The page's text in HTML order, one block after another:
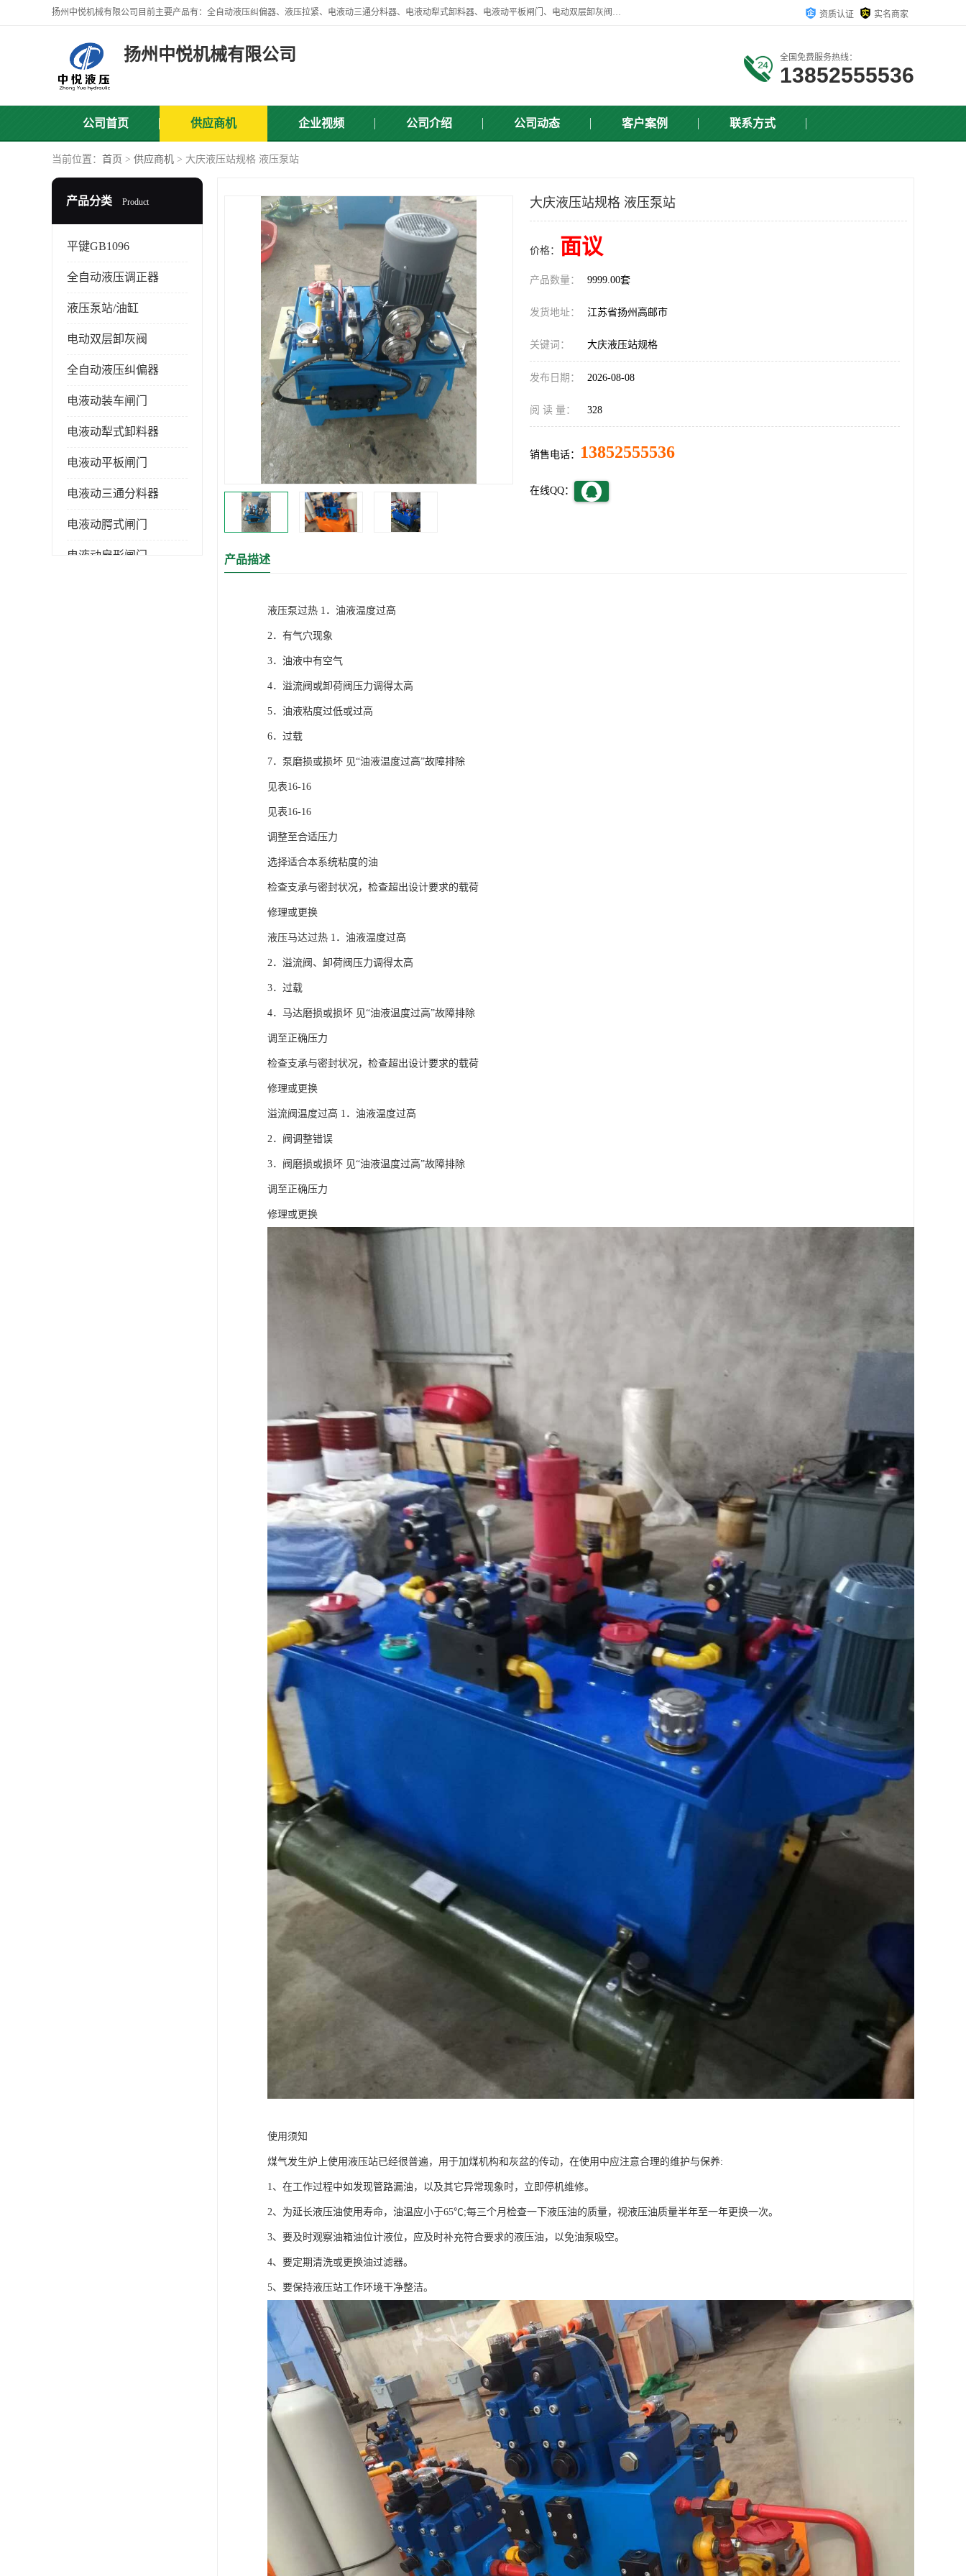
扬州中悦机械有限公司目前主要产品有：全自动液压纠偏器、液压拉紧、电液动三通分料器、电液动犁式卸料器、电液动平板闸门、电动双层卸灰阀、标准件、紧固件、液压泵站、新型电液推杆、皮带全自动液压调正器等，以及除尘通风类百余种产品系列。产品广泛适用于矿山、电力、煤矿、冶金、交通、化工、水利等行业。 资质认证 实名商家
扬州中悦机械有限公司 全国免费服务热线：
13852555536
公司首页 供应商机 企业视频 公司介绍 公司动态 客户案例 联系方式
当前位置： 首页 > 供应商机 > 大庆液压站规格 液压泵站
产品分类 Product
平键GB1096
全自动液压调正器
液压泵站/油缸
电动双层卸灰阀
全自动液压纠偏器
电液动装车闸门
电液动犁式卸料器
电液动平板闸门
电液动三通分料器
电液动腭式闸门
电液动扇形闸门
大庆液压站规格 液压泵站
价格： 面议
产品数量： 9999.00套
发货地址： 江苏省扬州高邮市
关键词： 大庆液压站规格
发布日期： 2026-08-08
阅 读 量： 328
销售电话： 13852555536
在线QQ：
产品描述
液压泵过热 1．油液温度过高
2．有气穴现象
3．油液中有空气
4．溢流阀或卸荷阀压力调得太高
5．油液粘度过低或过高
6．过载
7．泵磨损或损坏 见“油液温度过高”故障排除
见表16-16
见表16-16
调整至合适压力
选择适合本系统粘度的油
检查支承与密封状况，检查超出设计要求的载荷
修理或更换
液压马达过热 1．油液温度过高
2．溢流阀、卸荷阀压力调得太高
3．过载
4．马达磨损或损坏 见“油液温度过高”故障排除
调至正确压力
检查支承与密封状况，检查超出设计要求的载荷
修理或更换
溢流阀温度过高 1．油液温度过高
2．阀调整错误
3．阀磨损或损坏 见“油液温度过高”故障排除
调至正确压力
修理或更换
使用须知
煤气发生炉上使用液压站已经很普遍，用于加煤机构和灰盆的传动，在使用中应注意合理的维护与保养:
1、在工作过程中如发现管路漏油，以及其它异常现象时，立即停机维修。
2、为延长液压油使用寿命，油温应小于65℃;每三个月检查一下液压油的质量，视液压油质量半年至一年更换一次。
3、要及时观察油箱油位计液位，应及时补充符合要求的液压油，以免油泵吸空。
4、要定期清洗或更换油过滤器。
5、要保持液压站工作环境干净整洁。